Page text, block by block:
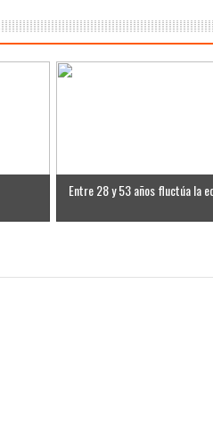
2026 Reconoce el aporte
alrededor de RD$6 millones,
7,1
Entre 28 y 53 años fluctúa la